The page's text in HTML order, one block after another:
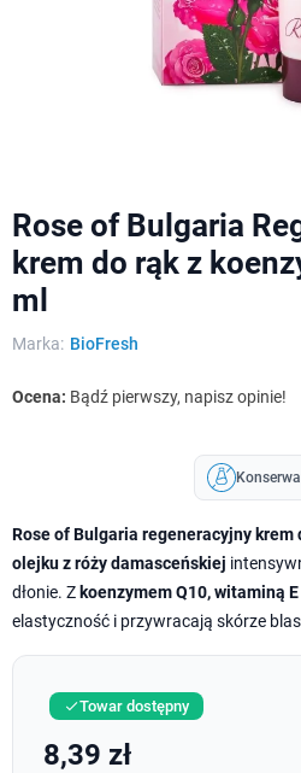
Rose of Bulgaria
krem do rąk z
ml
Marka: BioFresh
Ocena: Bądź pierwszy, napisz opinie!
Rose of Bulgaria regeneracyjny krem
olejku z róży damasceńskiej
dłonie. Z koenzymem Q10, witaminą
elastyczność i przywracają skórze
Towar dostępny
8,39 zł